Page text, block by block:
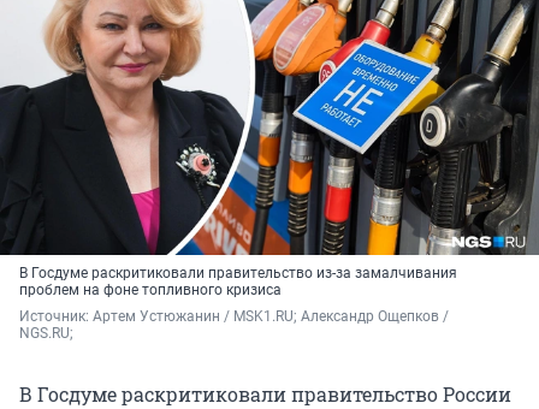
В Госдуме раскритиковали правительство из-за замалчивания
проблем на фоне топливного кризиса
Источник: Артем Устюжанин / MSK1.RU; Александр Ощепков /
NGS.RU;
В Госдуме раскритиковали правительство России